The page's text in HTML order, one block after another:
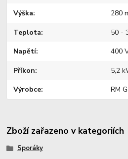
Výška 280
Teplota 50 -
Napětí 400
Příkon 5,2
Výrobce RM
Zboží zařazeno v kategoriích
Sporáky